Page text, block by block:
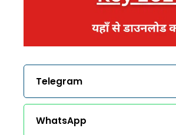
Telegram
WhatsApp